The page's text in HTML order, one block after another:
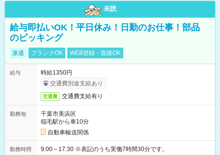
未読
給与即払いOK！平日休み！日勤のお仕事！部品
のピッキング
派遣 ブランクOK WEB登録・面接OK
給与
時給1350円
交通費別途支給あり
交通費 交通費支給有り
勤務地
千葉市美浜区
稲毛駅から車10分
自動車輸送関係
勤務時間 9:00～17:30 ※表記のうち実働7時間30分です。